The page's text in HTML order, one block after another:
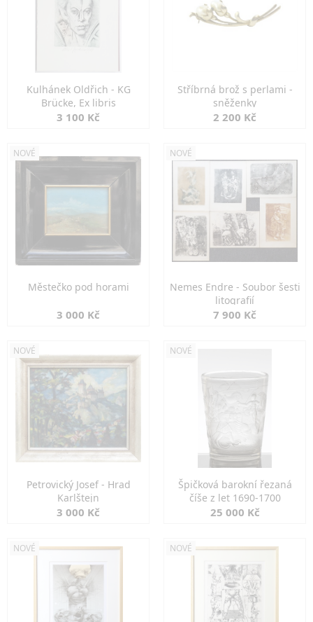
Kulhánek Oldřich - KG
Brücke, Ex libris
3 100 Kč
Stříbrná brož s perlami -
sněženky
2 200 Kč
NOVÉ
Městečko pod horami
3 000 Kč
NOVÉ
Nemes Endre - Soubor šesti
litografií
7 900 Kč
NOVÉ
Petrovický Josef - Hrad
Karlštejn
3 000 Kč
NOVÉ
Špičková barokní řezaná
číše z let 1690-1700
25 000 Kč
NOVÉ NOVÉ